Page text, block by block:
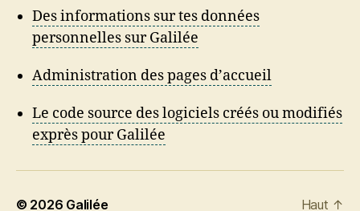
Des informations sur tes données
personnelles sur Galilée
Administration des pages d’accueil
Le code source des logiciels créés ou modifiés
exprès pour Galilée
© 2026 Galilée Haut ↑